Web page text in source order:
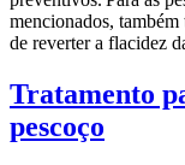
mencionados,
de reverter a flacidez
Tratamento
pescoço